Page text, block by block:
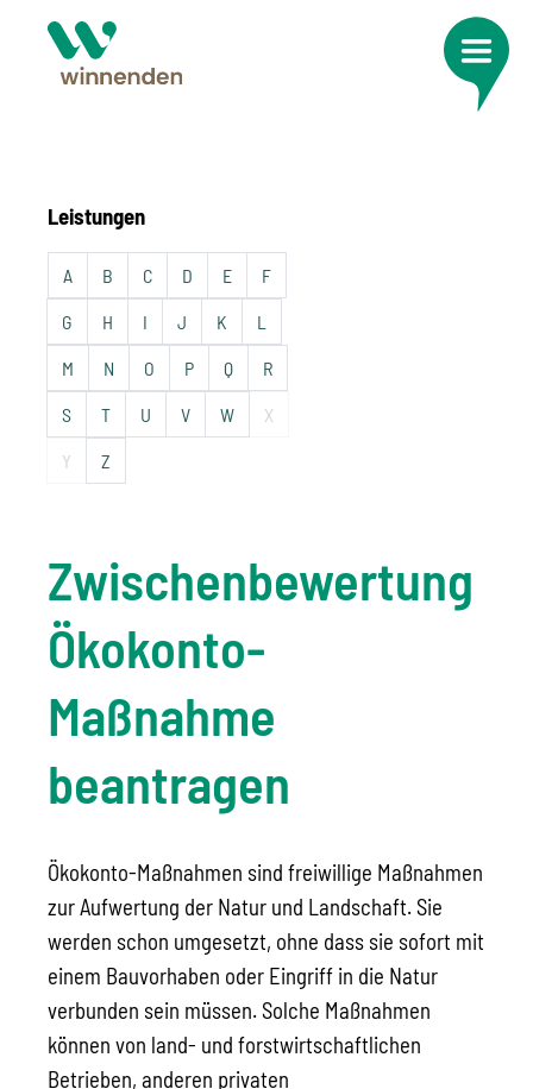
Leistungen
A B C D E F
G H I J K L
M N O P Q R
S T U V W X
Y Z
Zwischenbewertung
Ökokonto-
Maßnahme
beantragen
Ökokonto-Maßnahmen sind freiwillige Maßnahmen
zur Aufwertung der Natur und Landschaft. Sie
werden schon umgesetzt, ohne dass sie sofort mit
einem Bauvorhaben oder Eingriff in die Natur
verbunden sein müssen. Solche Maßnahmen
können von land- und forstwirtschaftlichen
Betrieben, anderen privaten